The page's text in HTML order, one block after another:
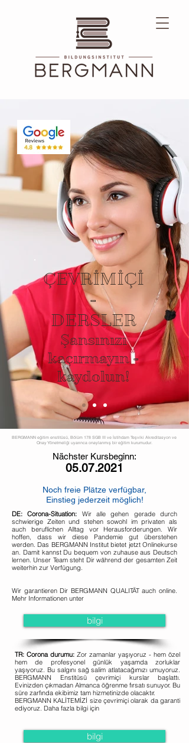
ÇEVRİMİÇİ
-
DERSLER
Şansınızı
kaçırmayın -
kaydolun!
BERGMANN eğitim enstitüsü, Bölüm 178 SGB III ve İstihdam Teşviki Akreditasyon ve
Onay Yönetmeliği uyarınca onaylanmış bir eğitim kurumudur.
Nächster Kursbeginn:
05.07.2021
Noch freie Plätze verfügbar,
Einstieg jederzeit möglich!
DE: Corona-Situation: Wir alle gehen gerade durch
schwierige Zeiten und stehen sowohl im privaten als
auch beruflichen Alltag vor Herausforderungen. Wir
hoffen, dass wir diese Pandemie gut überstehen
werden. Das BERGMANN Institut bietet jetzt Onlinekurse
an. Damit kannst Du bequem von zuhause aus Deutsch
lernen. Unser Team steht Dir während der gesamten Zeit
weiterhin zur Verfügung.
Wir garantieren Dir BERGMANN QUALITÄT auch online.
Mehr Informationen unter
bilgi
TR: Corona durumu: Zor zamanlar yaşıyoruz - hem özel
hem de profesyonel günlük yaşamda zorluklar
yaşıyoruz. Bu salgını sağ salim atlatacağımızı umuyoruz.
BERGMANN Enstitüsü çevrimiçi kurslar başlattı.
Evinizden çıkmadan Almanca öğrenme fırsatı sunuyor. Bu
süre zarfında ekibimiz tam hizmetinizde olacaktır.
BERGMANN KALİTEMİZİ size çevrimiçi olarak da garanti
ediyoruz. Daha fazla bilgi için
bilgi